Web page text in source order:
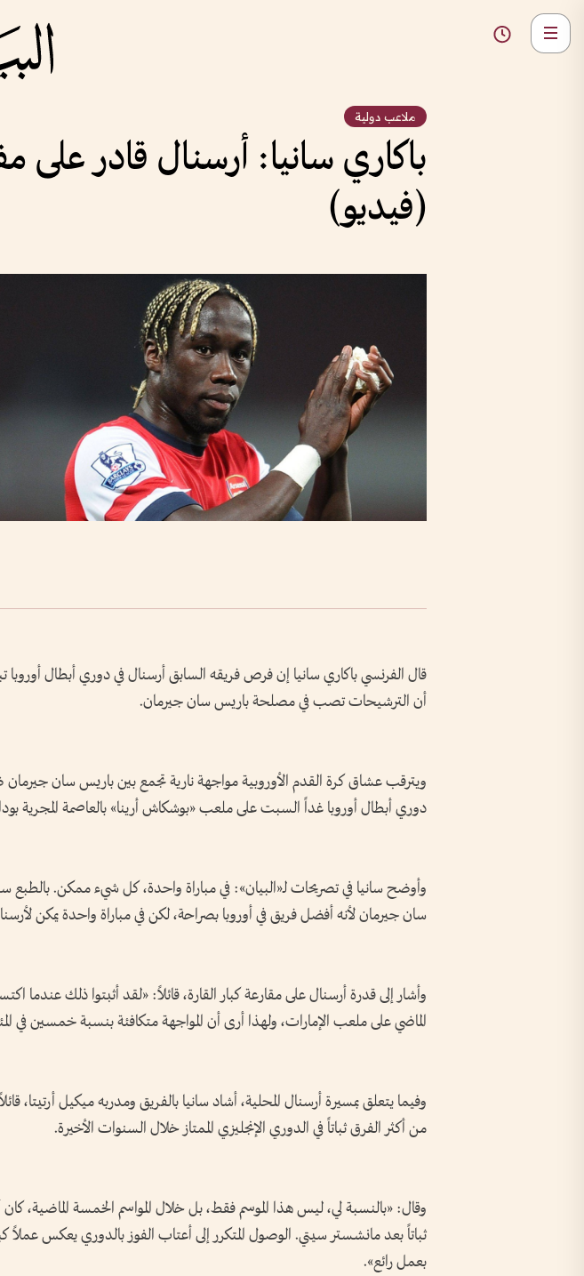
ملاعب دولية
باكاري سانيا: أرسنال قادر على
(فيديو)
قال الفرنسي باكاري سانيا إن فرص فريقه السابق أرسنال في دوري أبطال أوروبا
أن الترشيحات تصب في مصلحة باريس سان جيرمان.
ويترقب عشاق كرة القدم الأوروبية مواجهة نارية تجمع بين باريس سان جيرمان
دوري أبطال أوروبا غداً السبت على ملعب «بوشكاش أرينا» بالعاصمة المجرية
وأوضح سانيا في تصريحات لـ«البيان»: في مباراة واحدة، كل شيء ممكن. بالطبع
سان جيرمان لأنه أفضل فريق في أوروبا بصراحة، لكن في مباراة واحدة يمكن
وأشار إلى قدرة أرسنال على مقارعة كبار القارة، قائلاً: «لقد أثبتوا ذلك عندما
الماضي على ملعب الإمارات، ولهذا أرى أن المواجهة متكافئة بنسبة خمسين في
وفيما يتعلق بمسيرة أرسنال المحلية، أشاد سانيا بالفريق ومدربه ميكيل أرتيتا،
من أكثر الفرق ثباتاً في الدوري الإنجليزي الممتاز خلال السنوات الأخيرة.
وقال: «بالنسبة لي، ليس هذا الموسم فقط، بل خلال المواسم الخمسة الماضية، كان
ثباتاً بعد مانشستر سيتي. الوصول المتكرر إلى أعتاب الفوز بالدوري يعكس عملاً
بعمل رائع».